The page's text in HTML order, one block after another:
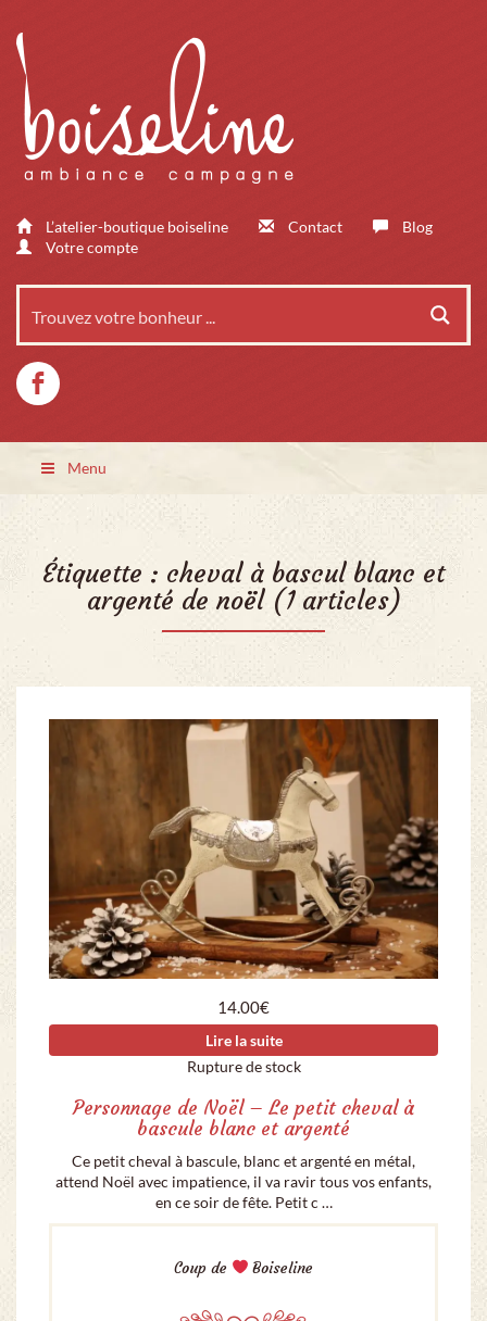
L’atelier-boutique boiseline Contact
Blog
Votre compte
Menu
Étiquette : cheval à bascul blanc et
argenté de noël(1 articles)
14.00€
Lire la suite
Rupture de stock
Personnage de Noël – Le petit cheval à
bascule blanc et argenté
Ce petit cheval à bascule, blanc et argenté en métal,
attend Noël avec impatience, il va ravir tous vos enfants,
en ce soir de fête. Petit c …
Coup de Boiseline